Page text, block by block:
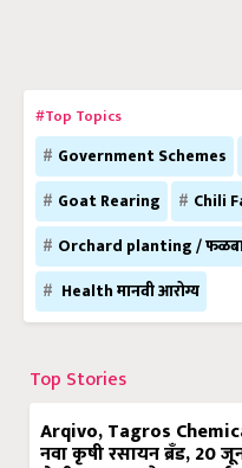
#Top Topics
Government Schemes
Goat Rearing
Chili
Orchard planting /
Health मानवी आरोग्य
Top Stories
Arqivo, Tagros
नवा कृषी रसायन ब्रँड, 20